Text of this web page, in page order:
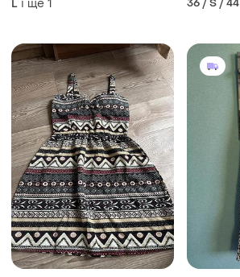
L і ще 1